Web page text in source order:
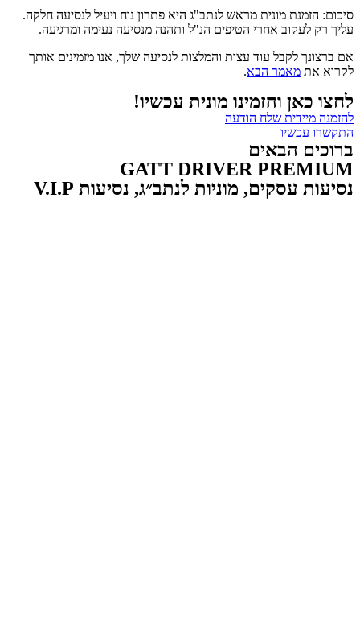
סיכום: הזמנת מונית מראש לנתב"ג היא פתרון נוח ויעיל לנסיעה חלקה.
עליך רק לעקוב אחרי הטיפים הנ"ל ותהנה מנסיעה נעימה ומרגיעה.
אם ברצונך לקבל עוד עצות והמלצות לנסיעה שלך, אנו מזמינים אותך
לקרוא את מאמר הבא.
לחצו כאן והזמינו מונית עכשיו!
להזמנה מיידית שלח הודעה
התקשרו עכשיו
ברוכים הבאים
GATT DRIVER PREMIUM
נסיעות עסקים, מוניות לנתב״ג, נסיעות V.I.P